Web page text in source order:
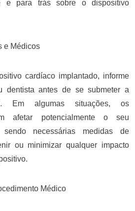
e para trás sobre o dispositivo
e Médicos
cardíaco implantado, informe
dentista antes de se submeter a
Em algumas situações, os
afetar potencialmente o seu
sendo necessárias medidas de
ou minimizar qualquer impacto
Médico